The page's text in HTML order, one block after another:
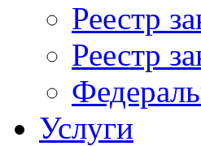
Реестр
Реестр
Услуги